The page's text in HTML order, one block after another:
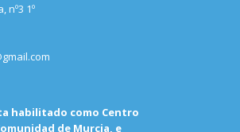
nº3 1º
habilitado como Centro
de Murcia, e